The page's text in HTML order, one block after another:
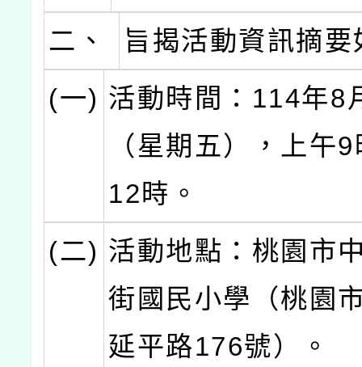
二、
旨揭活動資訊摘要
(一) 活動時間：114年8
（星期五），上午
12時。
(二) 活動地點：桃園市
街國民小學（桃園
延平路176號）。